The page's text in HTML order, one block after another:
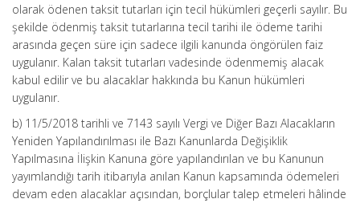
olarak ödenen taksit tutarları için tecil hükümleri geçerli sayılır. Bu
şekilde ödenmiş taksit tutarlarına tecil tarihi ile ödeme tarihi
arasında geçen süre için sadece ilgili kanunda öngörülen faiz
uygulanır. Kalan taksit tutarları vadesinde ödenmemiş alacak
kabul edilir ve bu alacaklar hakkında bu Kanun hükümleri
uygulanır.
b) 11/5/2018 tarihli ve 7143 sayılı Vergi ve Diğer Bazı Alacakların
Yeniden Yapılandırılması ile Bazı Kanunlarda Değişiklik
Yapılmasına İlişkin Kanuna göre yapılandırılan ve bu Kanunun
yayımlandığı tarih itibarıyla anılan Kanun kapsamında ödemeleri
devam eden alacaklar açısından, borçlular talep etmeleri hâlinde